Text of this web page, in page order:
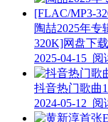
陶喆2025年专
320K]网盘下载
2025-04-15 阅
抖音热门歌曲
2024-05-12 阅